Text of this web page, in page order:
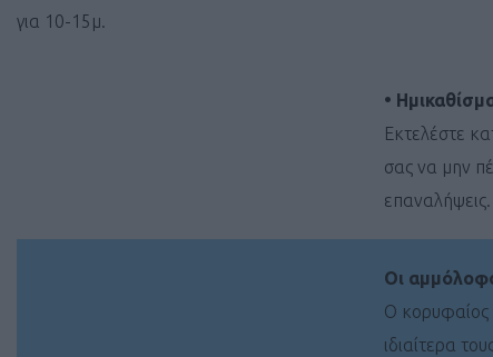
για 10-15μ.
•
Εκτελέστε
σας να μην
επαναλήψεις.
Οι
Ο κορυφαίος
ιδιαίτερα